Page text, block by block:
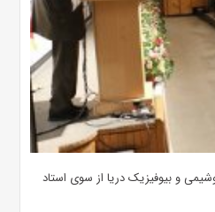
و بیوفیزیک دریا از سوی استاد